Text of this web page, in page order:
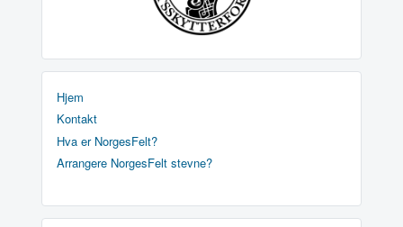
Hjem
Kontakt
Hva er NorgesFelt?
Arrangere NorgesFelt stevne?